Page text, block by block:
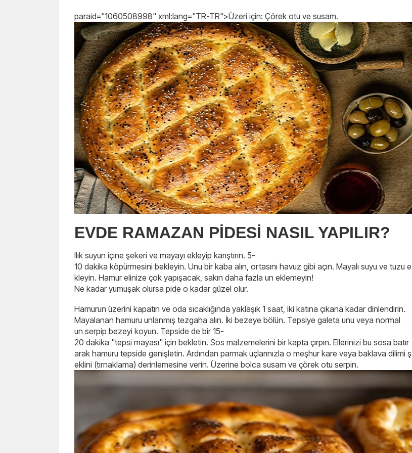
paraid="1060508998" xml:lang="TR-TR">Üzeri için: Çörek otu ve susam.
EVDE RAMAZAN PİDESİ NASIL YAPILIR?
Ilık suyun içine şekeri ve mayayı ekleyip karıştırın. 5-
10 dakika köpürmesini bekleyin. Unu bir kaba alın, ortasını havuz gibi açın. Mayalı suyu ve tuzu e
kleyin. Hamur elinize çok yapışacak, sakın daha fazla un eklemeyin!
Ne kadar yumuşak olursa pide o kadar güzel olur.
Hamurun üzerini kapatın ve oda sıcaklığında yaklaşık 1 saat, iki katına çıkana kadar dinlendirin.
Mayalanan hamuru unlanmış tezgaha alın. İki bezeye bölün. Tepsiye galeta unu veya normal
un serpip bezeyi koyun. Tepside de bir 15-
20 dakika "tepsi mayası" için bekletin. Sos malzemelerini bir kapta çırpın. Ellerinizi bu sosa batır
arak hamuru tepside genişletin. Ardından parmak uçlarınızla o meşhur kare veya baklava dilimi ş
eklini (tırnaklama) derinlemesine verin. Üzerine bolca susam ve çörek otu serpin.